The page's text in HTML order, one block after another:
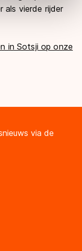
met deze
als vierde rijder
in Sotsji op onze
via de